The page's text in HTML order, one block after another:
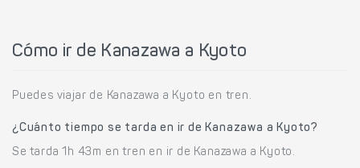
Cómo ir de Kanazawa a Kyoto
Puedes viajar de Kanazawa a Kyoto en tren.
¿Cuánto tiempo se tarda en ir de Kanazawa a Kyoto?
Se tarda 1h 43m en tren en ir de Kanazawa a Kyoto.